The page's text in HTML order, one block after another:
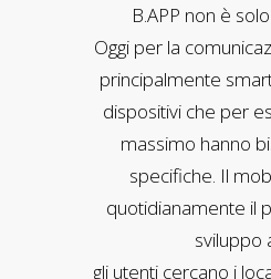
B.APP non è
Oggi per la
principalmente
dispositivi che per
massimo hanno
specifiche. Il
quotidianamente il
sviluppo
gli utenti cercano i